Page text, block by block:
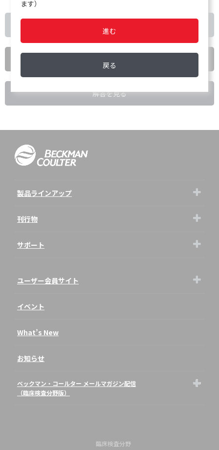
解答を見る
製品ラインアップ
刊行物
サポート
ユーザー会員サイト
イベント
What’s New
お知らせ
ベックマン・コールター メールマガジン配信
（臨床検査分野版）
臨床検査分野
ます）
進む
戻る